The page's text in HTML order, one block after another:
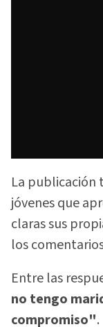
La publicación
jóvenes que
claras sus
los
Entre las
no tengo
compromiso".